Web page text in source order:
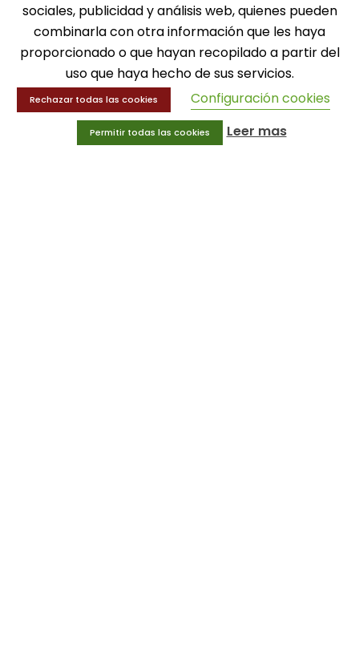
MENÚ
Balones
Educación física
Entrenamiento y educación física
sociales, publicidad y análisis web, quienes pueden
combinarla con otra información que les haya
proporcionado o que hayan recopilado a partir del
uso que haya hecho de sus servicios.
Rechazar todas las cookies Configuración cookies
Permitir todas las cookies Leer mas